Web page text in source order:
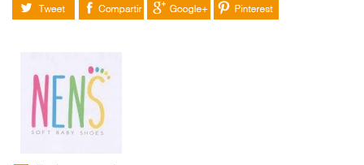
Tuitear Compartir Google+ Pinterest